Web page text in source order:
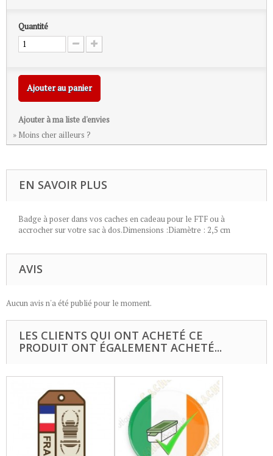
Quantité
Ajouter au panier
Ajouter à ma liste d'envies
» Moins cher ailleurs ?
EN SAVOIR PLUS
Badge à poser dans vos caches en cadeau pour le FTF ou à
accrocher sur votre sac à dos.Dimensions :Diamètre : 2,5 cm
AVIS
Aucun avis n'a été publié pour le moment.
LES CLIENTS QUI ONT ACHETÉ CE
PRODUIT ONT ÉGALEMENT ACHETÉ...